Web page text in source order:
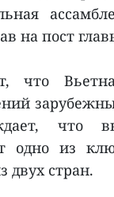
на пост
что
что
одно из
двух стран.